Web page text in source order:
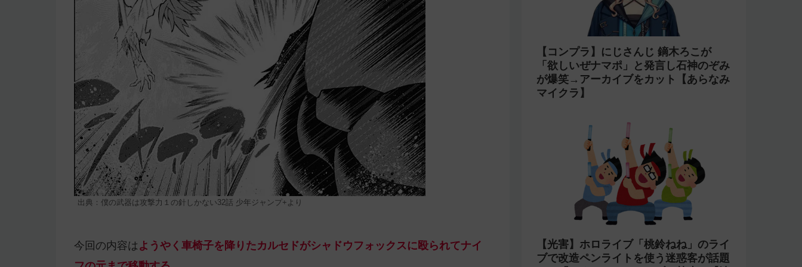
出典：僕の武器は攻撃力１の針しかない32話 少年ジャンプ+より
今回の内容は ようやく車椅子を降りたカルセドがシャドウフォックスに殴られてナイ
【コンプラ】にじさんじ 鏑木ろこが
「欲しいぜナマポ」と発言し石神のぞみ
が爆笑→アーカイブをカット【あらなみ
マイクラ】
【光害】ホロライブ「桃鈴ねね」のライ
ブで改造ペンライトを使う迷惑客が話題